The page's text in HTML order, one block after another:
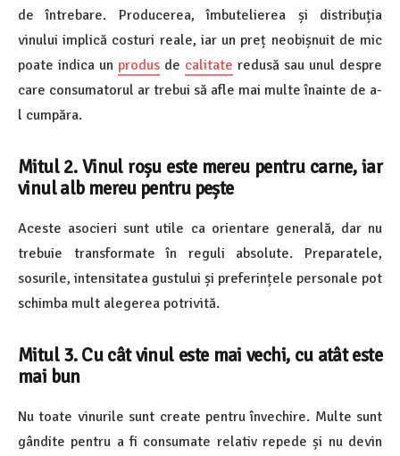
de întrebare. Producerea, îmbutelierea și distribuția
vinului implică costuri reale, iar un preț neobișnuit de mic
poate indica un produs de calitate redusă sau unul despre
care consumatorul ar trebui să afle mai multe înainte de a-
l cumpăra.
Mitul 2. Vinul roșu este mereu pentru carne, iar
vinul alb mereu pentru pește
Aceste asocieri sunt utile ca orientare generală, dar nu
trebuie transformate în reguli absolute. Preparatele,
sosurile, intensitatea gustului și preferințele personale pot
schimba mult alegerea potrivită.
Mitul 3. Cu cât vinul este mai vechi, cu atât este
mai bun
Nu toate vinurile sunt create pentru învechire. Multe sunt
gândite pentru a fi consumate relativ repede și nu devin